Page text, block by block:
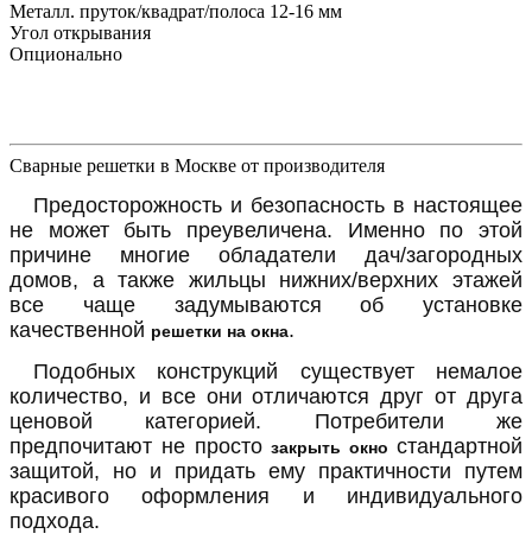
Металл. пруток/квадрат/полоса 12-16 мм
Угол открывания
Опционально
Сварные решетки в Москве от производителя
Предосторожность и безопасность в настоящее
не может быть преувеличена. Именно по этой
причине многие обладатели дач/загородных
домов, а также жильцы нижних/верхних этажей
все чаще задумываются об установке
качественной решетки на окна.
Подобных конструкций существует немалое
количество, и все они отличаются друг от друга
ценовой категорией. Потребители же
предпочитают не простозакрыть окностандартной
защитой, но и придать ему практичности путем
красивого оформления и индивидуального
подхода.